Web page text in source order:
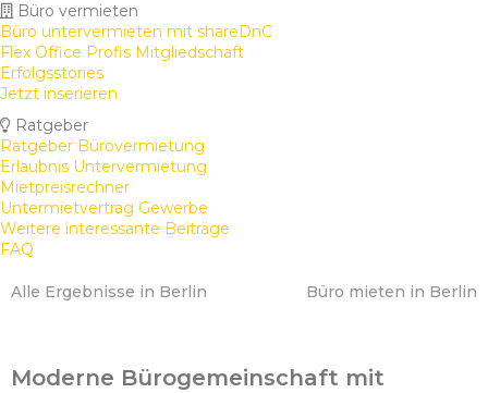
Büro vermieten
Büro untervermieten mit shareDnC
Flex Office Profis Mitgliedschaft
Erfolgsstories
Jetzt inserieren
Ratgeber
Ratgeber Bürovermietung
Erlaubnis Untervermietung
Mietpreisrechner
Untermietvertrag Gewerbe
Weitere interessante Beiträge
FAQ
Alle Ergebnisse in Berlin Büro mieten in Berlin
Moderne Bürogemeinschaft mit